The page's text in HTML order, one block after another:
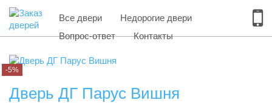
Все двери
Недорогие двери
Вопрос-ответ
Контакты
-5%
Дверь ДГ Парус Вишня